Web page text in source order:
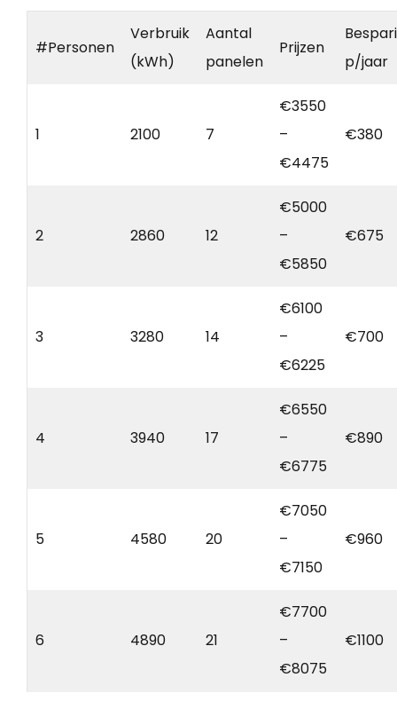
#Personen
Verbruik
(kWh)
Aantal
panelen
Prijzen
p/jaar
1 2100 7
€3550
–
€4475
€380
2 2860 12
€5000
–
€5850
€675
3 3280 14
€6100
–
€6225
€700
4 3940 17
€6550
–
€6775
€890
5 4580 20
€7050
–
€7150
€960
6 4890 21
€7700
–
€8075
€1100